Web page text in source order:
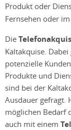
Produkt oder
Fernsehen oder
Die
Kaltakquise.
potenzielle
Produkte und
sind bei der
Ausdauer gefragt.
möglichen Bedarf
auch mit einem